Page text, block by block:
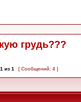
грудь???
1 из 1 [ Сообщений: 4 ]